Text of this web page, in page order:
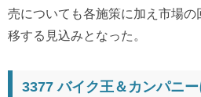
売についても各施策に加え市場
移する見込みとなった。
3377 バイク王＆カンパニ